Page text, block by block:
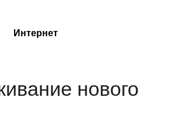
Интернет
нового